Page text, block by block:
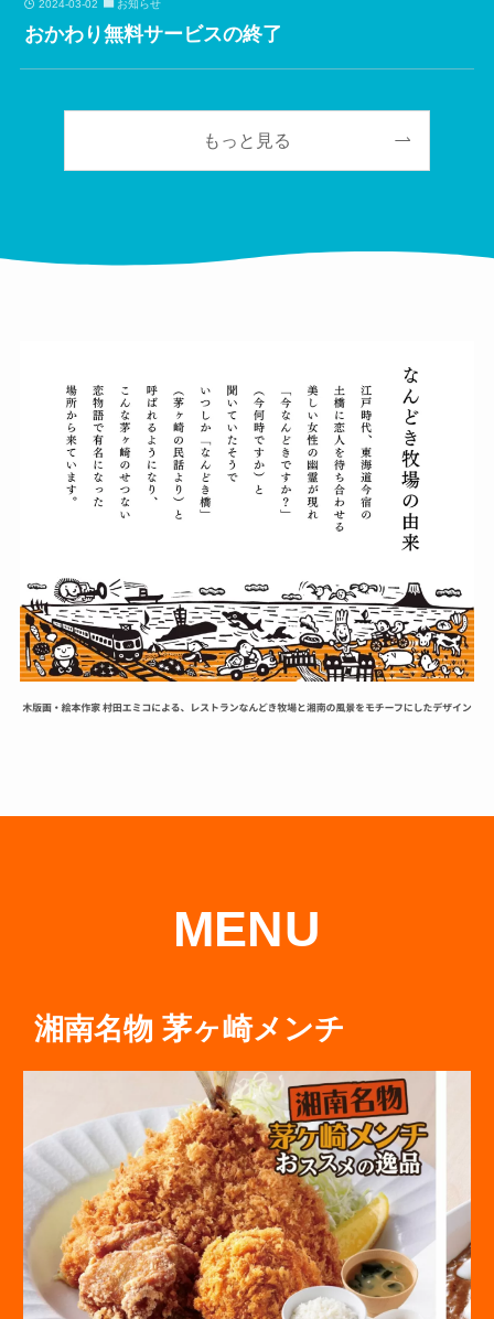
2024-03-02 お知らせ
おかわり無料サービスの終了
もっと見る
MENU
湘南名物 茅ヶ崎メンチ